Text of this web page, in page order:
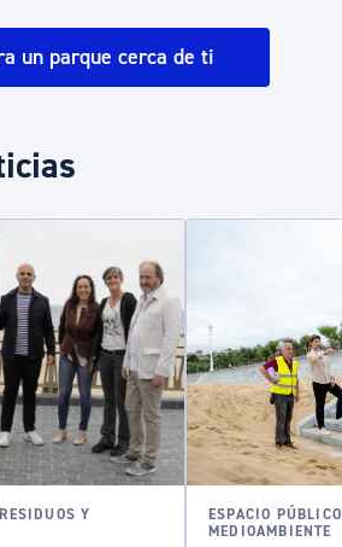
un parque cerca de ti
Y
ESPACIO
MEDIOAMBIENTE